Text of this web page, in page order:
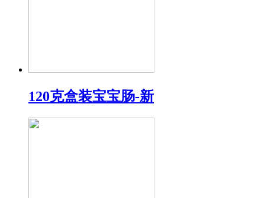
120克盒装宝宝肠-新